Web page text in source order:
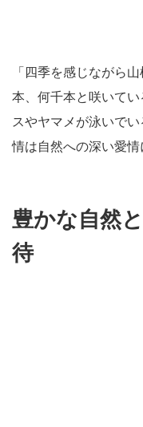
「四季を感じながら
本、何千本と咲いて
スやヤマメが泳いで
情は自然への深い愛情
豊かな自然
待